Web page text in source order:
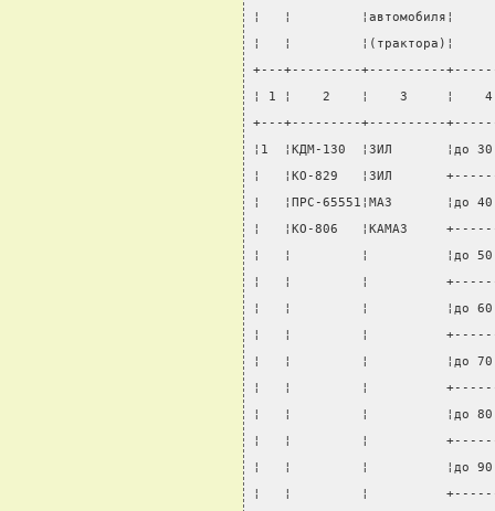
¦   ¦         ¦автомобиля¦
¦   ¦         ¦(трактора)¦
+---+---------+----------
¦ 1 ¦    2    ¦    3     ¦
+---+---------+----------
¦1  ¦КДМ-130  ¦ЗИЛ       ¦до
¦   ¦КО-829   ¦ЗИЛ
¦   ¦ПРС-65551¦МАЗ       ¦до
¦   ¦КО-806   ¦КАМАЗ
¦   ¦         ¦          ¦до 50
¦   ¦         ¦
¦   ¦         ¦          ¦до 60
¦   ¦         ¦
¦   ¦         ¦          ¦до 70
¦   ¦         ¦
¦   ¦         ¦          ¦до 80
¦   ¦         ¦
¦   ¦         ¦          ¦до 90
¦   ¦         ¦